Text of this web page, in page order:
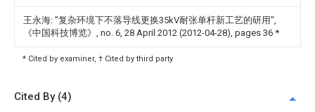
王永海: "复杂环境下不落导线更换35kV耐张单杆新工艺的研用",
《中国科技博览》, no. 6, 28 April 2012 (2012-04-28), pages 36 *
* Cited by examiner, † Cited by third party
Cited By (4)